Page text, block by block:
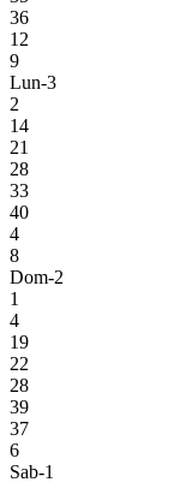
36
12
9
Lun-3
2
14
21
28
33
40
4
8
Dom-2
1
4
19
22
28
39
37
6
Sab-1